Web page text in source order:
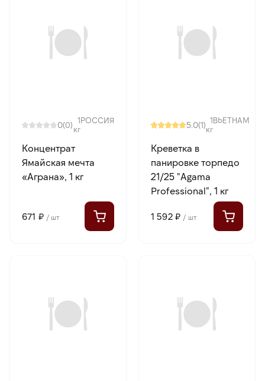
0(0) 1
кг
РОССИЯ
Концентрат
Ямайская мечта
«Аграна», 1 кг
671 ₽ / шт
5.0(1) 1
кг
ВЬЕТНАМ
Креветка в
панировке торпедо
21/25 "Agama
Professional", 1 кг
1 592 ₽ / шт